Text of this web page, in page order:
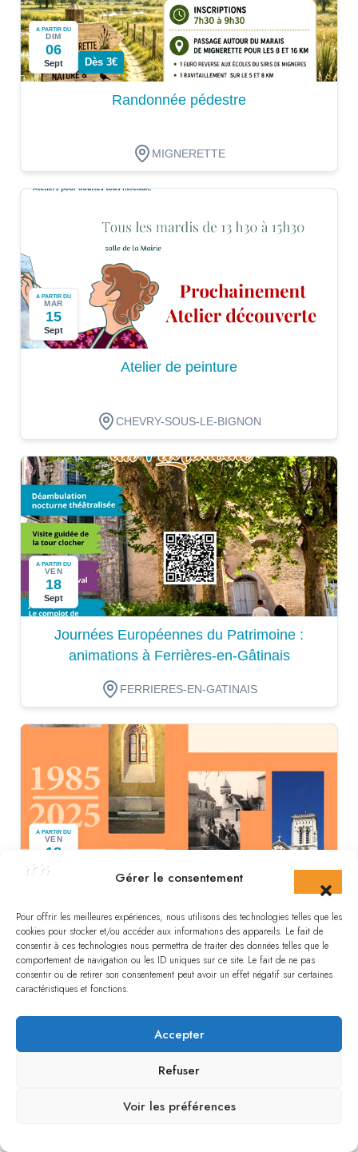
Gérer le consentement
Pour offrir les meilleures expériences, nous utilisons des technologies telles que les
cookies pour stocker et/ou accéder aux informations des appareils. Le fait de
consentir à ces technologies nous permettra de traiter des données telles que le
comportement de navigation ou les ID uniques sur ce site. Le fait de ne pas
consentir ou de retirer son consentement peut avoir un effet négatif sur certaines
caractéristiques et fonctions.
Accepter
Refuser
Voir les préférences
A PARTIR DU
DIM
06
Sept Dès 3€
Randonnée pédestre
MIGNERETTE
A PARTIR DU
MAR
15
Sept
Atelier de peinture
CHEVRY-SOUS-LE-BIGNON
A PARTIR DU
VEN
18
Sept
Journées Européennes du Patrimoine :
animations à Ferrières-en-Gâtinais
FERRIERES-EN-GATINAIS
A PARTIR DU
VEN
18
Sept
FERRIERES-EN-GATINAIS